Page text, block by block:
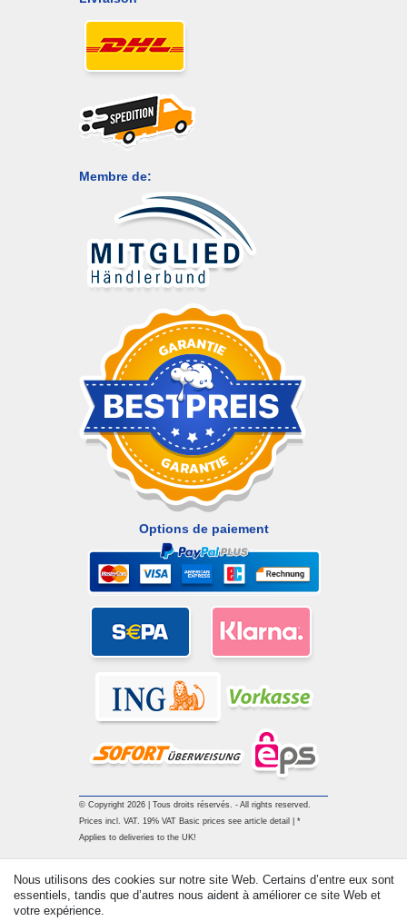
Membre de:
Options de paiement
© Copyright 2026 | Tous droits réservés. - All rights reserved.
Prices incl. VAT. 19% VAT Basic prices see article detail | *
Applies to deliveries to the UK!
Nous utilisons des cookies sur notre site Web. Certains d’entre eux sont
essentiels, tandis que d’autres nous aident à améliorer ce site Web et
votre expérience.
Rétracter le contrat ici Contact